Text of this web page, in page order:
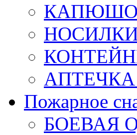
Пожарное
БОЕВАЯ